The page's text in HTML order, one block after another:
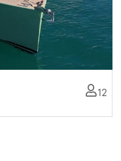
12